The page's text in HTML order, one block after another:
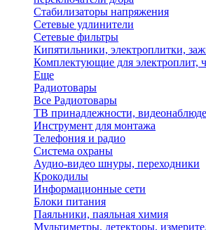
Стабилизаторы напряжения
Сетевые удлинители
Сетевые фильтры
Кипятильники, электроплитки,
Комплектующие для электроплит,
Еще
Радиотовары
Все Радиотовары
ТВ принадлежности,
Инструмент для монтажа
Телефония и радио
Система охраны
Аудио-видео шнуры, переходники
Крокодилы
Информационные сети
Блоки питания
Паяльники, паяльная химия
Мультиметры, детекторы,